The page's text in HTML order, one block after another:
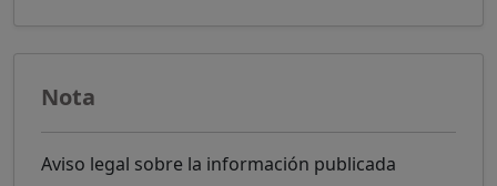
Nota
Aviso legal sobre la información publicada